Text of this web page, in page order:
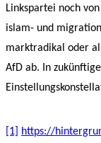
Linkspartei noch
islam- und
marktradikal oder
AfD ab. In
[1] https://